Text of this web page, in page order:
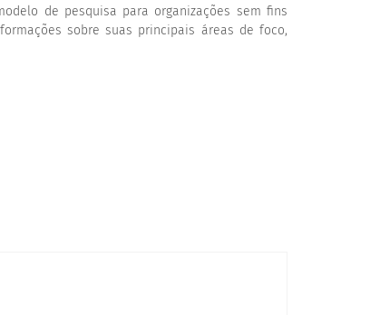
de pesquisa para organizações sem fins
sobre suas principais áreas de foco,